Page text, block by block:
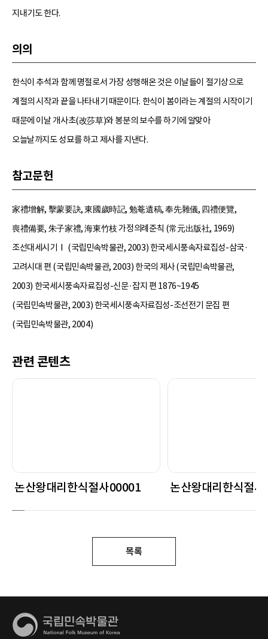
지내기도 한다.
의의
한식이 추석과 함께 명절로서 가장 성행해온 것은 이날들이 절기상으로
계절의 시작과 끝을 나타내기 때문이다. 한식이 봄이라는 계절의 시작이기
때문에 이날 개사초(改莎草)와 봉분의 보수를 하기에 알맞아
오늘날까지도 성묘를 하고 제사를 지낸다.
참고문헌
家禮增解, 擊蒙要訣, 東國歲時記, 勉菴遺稿, 奉先雜儀, 四禮便覽,
喪禮備要, 朱子家禮, 海東竹枝 가정의례준칙 (常元出版社, 1969)
조선대세시기Ⅰ (국립민속박물관, 2003) 한국세시풍속자료집성-삼국·
고려시대 편 (국립민속박물관, 2003) 한국의 제사 (국립민속박물관,
2003) 한국세시풍속자료집성-신문·잡지 편 1876~1945
(국립민속박물관, 2003) 한국세시풍속자료집성-조선전기 문집 편
(국립민속박물관, 2004)
관련 콘텐츠
논산왕대리한식절사00001 논산왕대리한식절
목록